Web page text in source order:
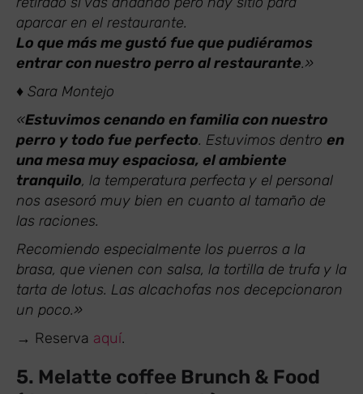
aparcar en el restaurante.
Lo que más me gustó fue que pudiéramos
entrar con nuestro perro al restaurante.»
♦ Sara Montejo
«Estuvimos cenando en familia con nuestro
perro y todo fue perfecto. Estuvimos dentro en
una mesa muy espaciosa, el ambiente
tranquilo, la temperatura perfecta y el personal
nos asesoró muy bien en cuanto al tamaño de
las raciones.
Recomiendo especialmente los puerros a la
brasa, que vienen con salsa, la tortilla de trufa y la
tarta de lotus. Las alcachofas nos decepcionaron
un poco.»
→ Reserva aquí.
5. Melatte coffee Brunch & Food